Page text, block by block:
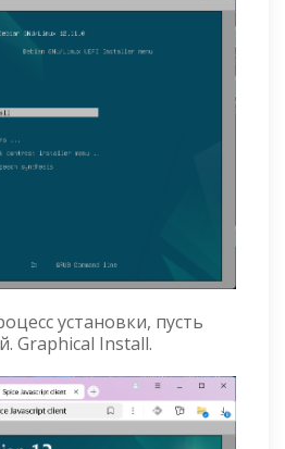
установки, пусть
Graphical Install.